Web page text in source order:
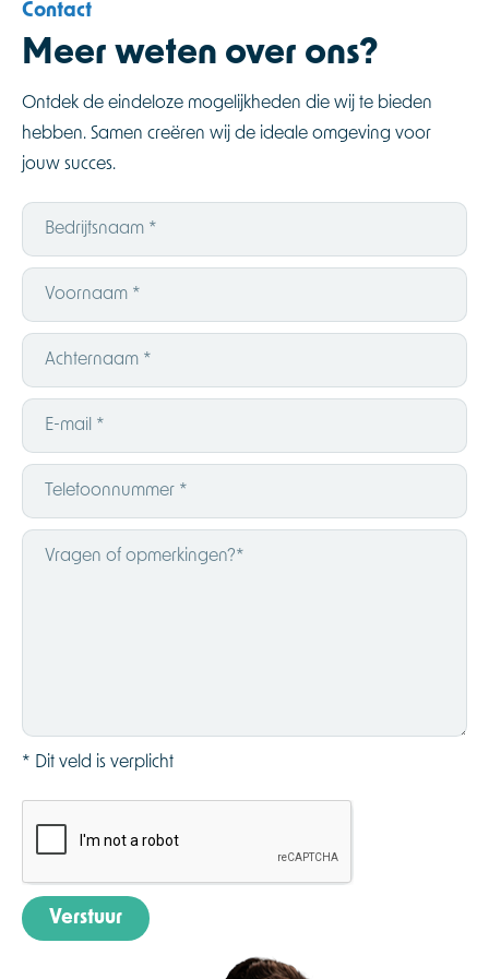
Contact
Meer weten over ons?
Ontdek de eindeloze mogelijkheden die wij te bieden
hebben. Samen creëren wij de ideale omgeving voor
jouw succes.
* Dit veld is verplicht
Verstuur